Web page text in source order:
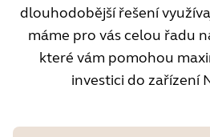
dlouhodobější řešení
máme pro vás celou řadu
které vám pomohou
investici do zařízení